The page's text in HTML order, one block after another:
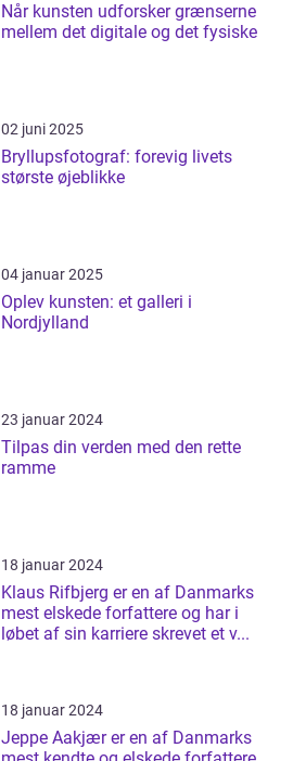
Når kunsten udforsker grænserne
mellem det digitale og det fysiske
02 juni 2025
Bryllupsfotograf: forevig livets
største øjeblikke
04 januar 2025
Oplev kunsten: et galleri i
Nordjylland
23 januar 2024
Tilpas din verden med den rette
ramme
18 januar 2024
Klaus Rifbjerg er en af Danmarks
mest elskede forfattere og har i
løbet af sin karriere skrevet et v...
18 januar 2024
Jeppe Aakjær er en af Danmarks